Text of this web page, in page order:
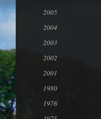
2005
2004
2003
2002
2001
1980
1976